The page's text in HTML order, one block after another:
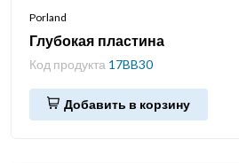
Porland
Глубокая пластина
Код продукта 17BB30
Добавить в корзину